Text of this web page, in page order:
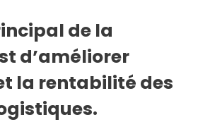
de la
d’améliorer
la rentabilité des